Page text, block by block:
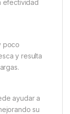
efectividad
poco
y resulta
ayudar a
su